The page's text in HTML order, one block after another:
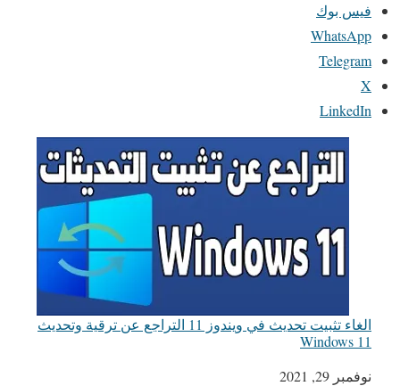
فيس بوك
WhatsApp
Telegram
X
LinkedIn
الغاء تثبيت تحديث في ويندوز 11 التراجع عن ترقية وتحديث
Windows 11
التاريخ
نوفمبر 29, 2021